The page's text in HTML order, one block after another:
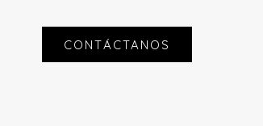
CONTÁCTANOS